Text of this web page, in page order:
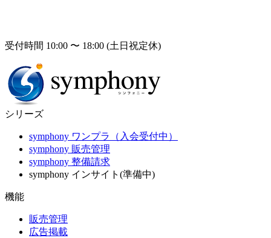
受付時間 10:00 〜 18:00 (土日祝定休)
シリーズ
symphony ワンプラ（入会受付中）
symphony 販売管理
symphony 整備請求
symphony インサイト(準備中)
機能
販売管理
広告掲載